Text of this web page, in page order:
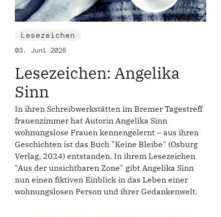
Lesezeichen
03. Juni 2026
Lesezeichen: Angelika
Sinn
In ihren Schreibwerkstätten im Bremer Tagestreff
frauenzimmer hat Autorin Angelika Sinn
wohnungslose Frauen kennengelernt – aus ihren
Geschichten ist das Buch "Keine Bleibe" (Osburg
Verlag, 2024) entstanden. In ihrem Lesezeichen
"Aus der unsichtbaren Zone" gibt Angelika Sinn
nun einen fiktiven Einblick in das Leben einer
wohnungslosen Person und ihrer Gedankenwelt.